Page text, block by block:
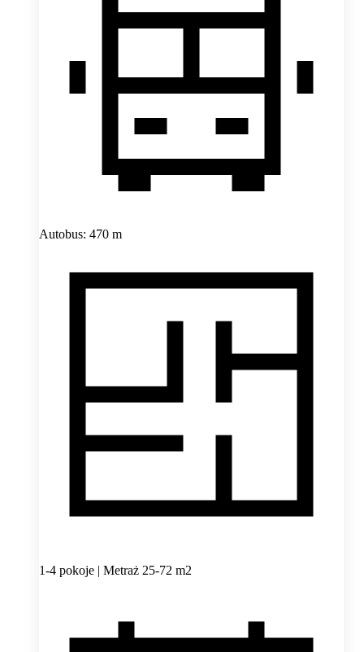
Autobus: 470 m
1-4 pokoje | Metraż 25-72 m2